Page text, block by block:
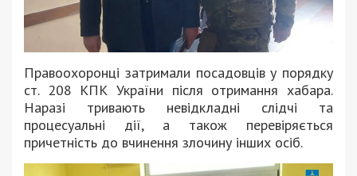
Правоохоронці затримали посадовців у порядку
ст. 208 КПК України після отримання хабара.
Наразі тривають невідкладні слідчі та
процесуальні дії, а також перевіряється
причетність до вчинення злочину інших осіб.